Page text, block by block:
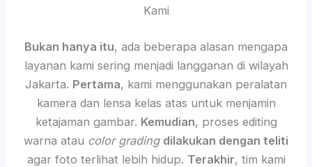
Kami
Bukan hanya itu, ada beberapa alasan mengapa
layanan kami sering menjadi langganan di wilayah
Jakarta. Pertama, kami menggunakan peralatan
kamera dan lensa kelas atas untuk menjamin
ketajaman gambar. Kemudian, proses editing
warna atau color grading dilakukan dengan teliti
agar foto terlihat lebih hidup. Terakhir, tim kami